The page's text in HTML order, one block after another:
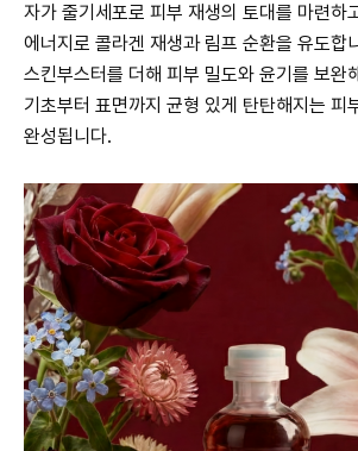
자가 줄기세포로 피부 재생의 토대를 마련하
에너지로 콜라겐 재생과 림프 순환을 유도합
스킨부스터를 더해 피부 밀도와 윤기를 보완
기초부터 표면까지 균형 있게 탄탄해지는 피
완성됩니다.